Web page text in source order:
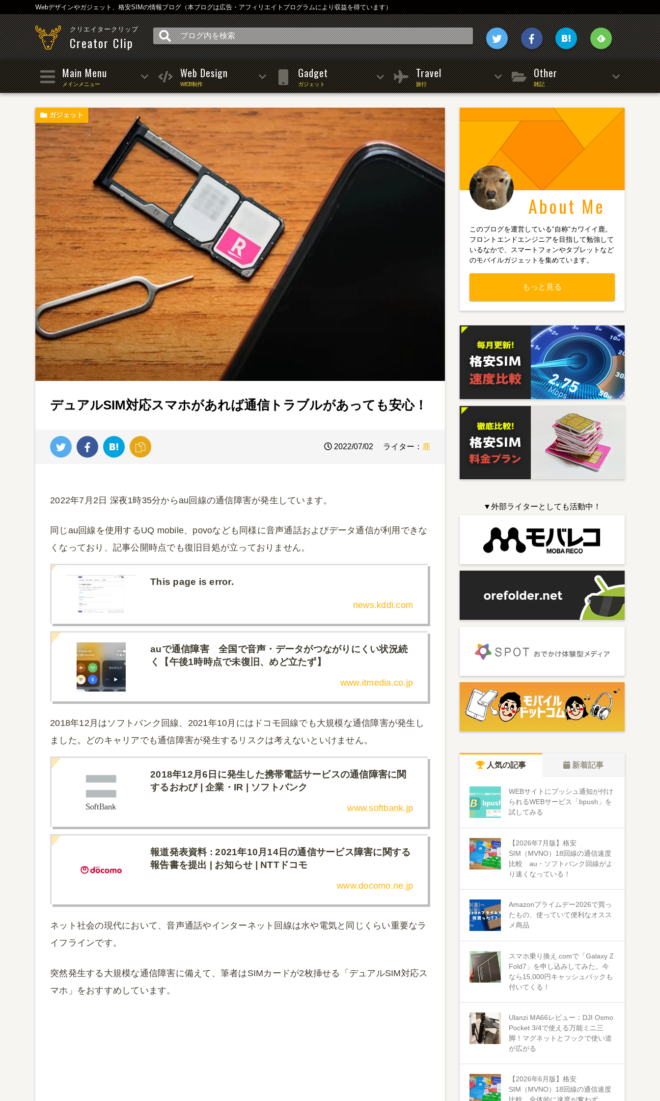
Webデザインやガジェット、格安SIMの情報ブログ（本ブログは広告・アフィリエイトプログラムにより収益を得ています）
クリエイタークリップ
Creator Clip
Main Menu
メインメニュー
Web Design
WEB制作
Gadget
ガジェット
Travel
旅行
Other
雑記
ガジェット
デュアルSIM対応スマホがあれば通信トラブルがあっても安心！
2022/07/02 ライター： 鹿
2022年7月2日 深夜1時35分からau回線の通信障害が発生しています。
同じau回線を使用するUQ mobile、povoなども同様に音声通話およびデータ通信が利用できな
くなっており、記事公開時点でも復旧目処が立っておりません。
This page is error.
news.kddi.com
auで通信障害 全国で音声・データがつながりにくい状況続
く【午後1時時点で未復旧、めど立たず】
www.itmedia.co.jp
2018年12月はソフトバンク回線、2021年10月にはドコモ回線でも大規模な通信障害が発生し
ました。どのキャリアでも通信障害が発生するリスクは考えないといけません。
2018年12月6日に発生した携帯電話サービスの通信障害に関
するおわび | 企業・IR | ソフトバンク
www.softbank.jp
報道発表資料 : 2021年10月14日の通信サービス障害に関する
報告書を提出 | お知らせ | NTTドコモ
www.docomo.ne.jp
ネット社会の現代において、音声通話やインターネット回線は水や電気と同じくらい重要なラ
イフラインです。
突然発生する大規模な通信障害に備えて、筆者はSIMカードが2枚挿せる「デュアルSIM対応ス
マホ」をおすすめしています。
About Me
このブログを運営している”自称”カワイイ鹿。
フロントエンドエンジニアを目指して勉強して
いるなかで、スマートフォンやタブレットなど
のモバイルガジェットを集めています。
もっと見る
▼外部ライターとしても活動中！
人気の記事 新着記事
WEBサイトにプッシュ通知が付け
られるWEBサービス「bpush」を
試してみる
【2026年7月版】格安
SIM（MVNO）18回線の通信速度
比較 au・ソフトバンク回線がよ
り速くなっている！
Amazonプライムデー2026で買っ
たもの、使っていて便利なオスス
メ商品
スマホ乗り換え.comで「Galaxy Z
Fold7」を申し込みしてみた。今
なら15,000円キャッシュバックも
付いてくる！
Ulanzi MA66レビュー：DJI Osmo
Pocket 3/4で使える万能ミニ三
脚！マグネットとフックで使い道
が広がる
【2026年6月版】格安
SIM（MVNO）18回線の通信速度
比較 全体的に速度が奮わず。